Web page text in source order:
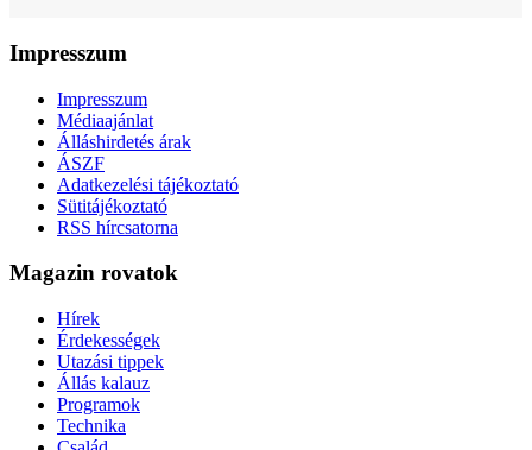
Impresszum
Impresszum
Médiaajánlat
Álláshirdetés árak
ÁSZF
Adatkezelési tájékoztató
Sütitájékoztató
RSS hírcsatorna
Magazin rovatok
Hírek
Érdekességek
Utazási tippek
Állás kalauz
Programok
Technika